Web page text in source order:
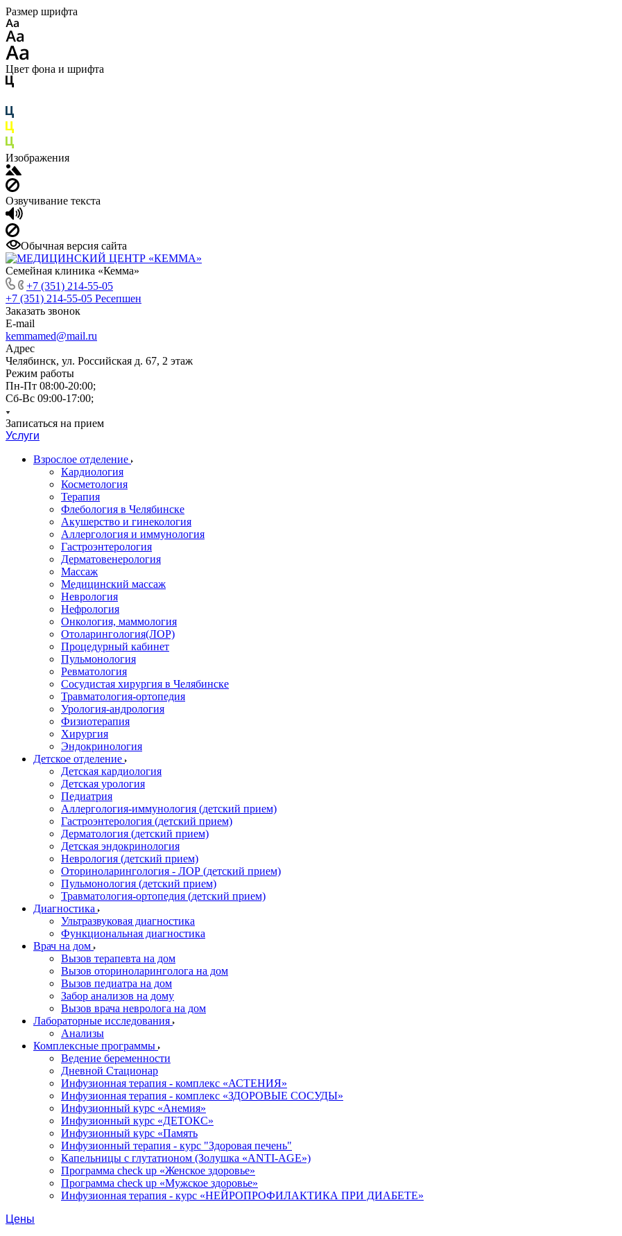
Размер шрифта
Цвет фона и шрифта
Изображения
Озвучивание текста
Обычная версия сайта
Семейная клиника «Кемма»
+7 (351) 214-55-05
+7 (351) 214-55-05 Ресепшен
Заказать звонок
E-mail
kemmamed@mail.ru
Адрес
Челябинск, ул. Российская д. 67, 2 этаж
Режим работы
Пн-Пт 08:00-20:00;
Сб-Вс 09:00-17:00;
Записаться на прием
Услуги
Взрослое отделение
Кардиология
Косметология
Терапия
Флебология в Челябинске
Акушерство и гинекология
Аллергология и иммунология
Гастроэнтерология
Дерматовенерология
Массаж
Медицинский массаж
Неврология
Нефрология
Онкология, маммология
Отоларингология(ЛОР)
Процедурный кабинет
Пульмонология
Ревматология
Сосудистая хирургия в Челябинске
Травматология-ортопедия
Урология-андрология
Физиотерапия
Хирургия
Эндокринология
Детское отделение
Детская кардиология
Детская урология
Педиатрия
Аллергология-иммунология (детский прием)
Гастроэнтерология (детский прием)
Дерматология (детский прием)
Детская эндокринология
Неврология (детский прием)
Оториноларингология - ЛОР (детский прием)
Пульмонология (детский прием)
Травматология-ортопедия (детский прием)
Диагностика
Ультразвуковая диагностика
Функциональная диагностика
Врач на дом
Вызов терапевта на дом
Вызов оториноларинголога на дом
Вызов педиатра на дом
Забор анализов на дому
Вызов врача невролога на дом
Лабораторные исследования
Анализы
Комплексные программы
Ведение беременности
Дневной Стационар
Инфузионная терапия - комплекс «АСТЕНИЯ»
Инфузионная терапия - комплекс «ЗДОРОВЫЕ СОСУДЫ»
Инфузионный курс «Анемия»
Инфузионный курс «ДЕТОКС»
Инфузионный курс «Память
Инфузионный терапия - курс "Здоровая печень"
Капельницы с глутатионом (Золушка «ANTI-AGE»)
Программа check up «Женское здоровье»
Программа check up «Мужское здоровье»
Инфузионная терапия - курс «НЕЙРОПРОФИЛАКТИКА ПРИ ДИАБЕТЕ»
Цены